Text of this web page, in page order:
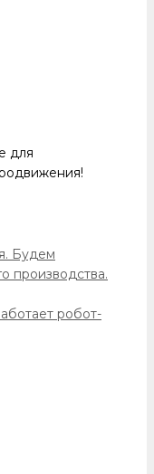
для
Будем
производства.
робот-